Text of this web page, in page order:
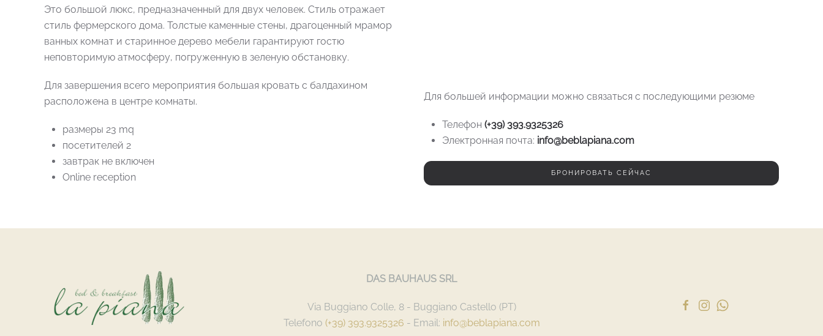
Это большой люкс, предназначенный для двух человек. Стиль отражает
стиль фермерского дома. Толстые каменные стены, драгоценный мрамор
ванных комнат и старинное дерево мебели гарантируют гостю
неповторимую атмосферу, погруженную в зеленую обстановку.
Для завершения всего мероприятия большая кровать с балдахином
расположена в центре комнаты.
размеры 23 mq
посетителей 2
завтрак не включен
Online reception
Для большей информации можно связаться с последующими резюме
Телефон (+39) 393.9325326
Электронная почта: info@beblapiana.com
БРОНИРОВАТЬ СЕЙЧАС
DAS BAUHAUS SRL
Via Buggiano Colle, 8 - Buggiano Castello (PT)
Telefono (+39) 393.9325326 - Email: info@beblapiana.com